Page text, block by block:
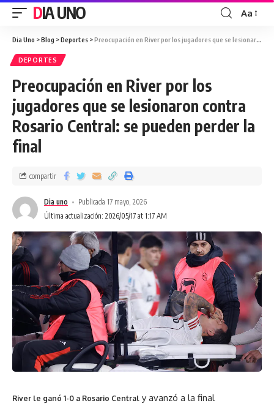
DIA UNO Aa
Dia Uno >Blog >Deportes >Preocupación en River por los jugadores que se lesionaron contra Rosario Central: se pueden perder la final
DEPORTES
Preocupación en River por los
jugadores que se lesionaron contra
Rosario Central: se pueden perder la
final
Última actualización: 2026/05/17 at 1:17 AM
Dia uno Publicada 17 mayo, 2026
compartir
River le ganó 1-0 a Rosario Central y avanzó a la final